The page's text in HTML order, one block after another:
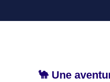
🐪 Une